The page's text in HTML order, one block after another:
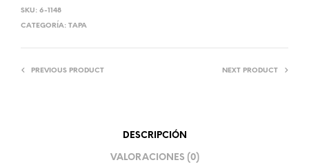
SKU: 6-1148
CATEGORÍA: TAPA
PREVIOUS PRODUCT NEXT PRODUCT
DESCRIPCIÓN
VALORACIONES (0)